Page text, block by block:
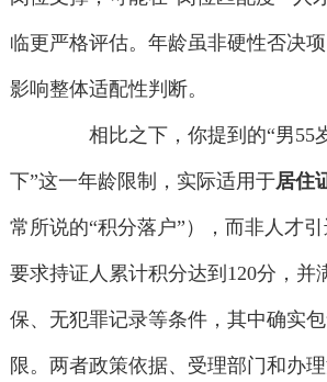
临更严格评估。年龄虽非硬性否决
影响整体适配性判断。
相比之下，你提到的“男55
下”这一年龄限制，实际适用于居住
常所说的“积分落户”），而非人才
要求持证人累计积分达到120分，并
保、无犯罪记录等条件，其中确实
限。两者政策依据、受理部门和办